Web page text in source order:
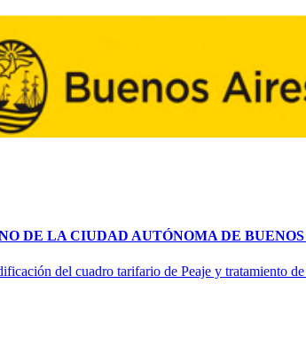
DE LA CIUDAD AUTÓNOMA DE
del cuadro tarifario de Peaje y tratamiento